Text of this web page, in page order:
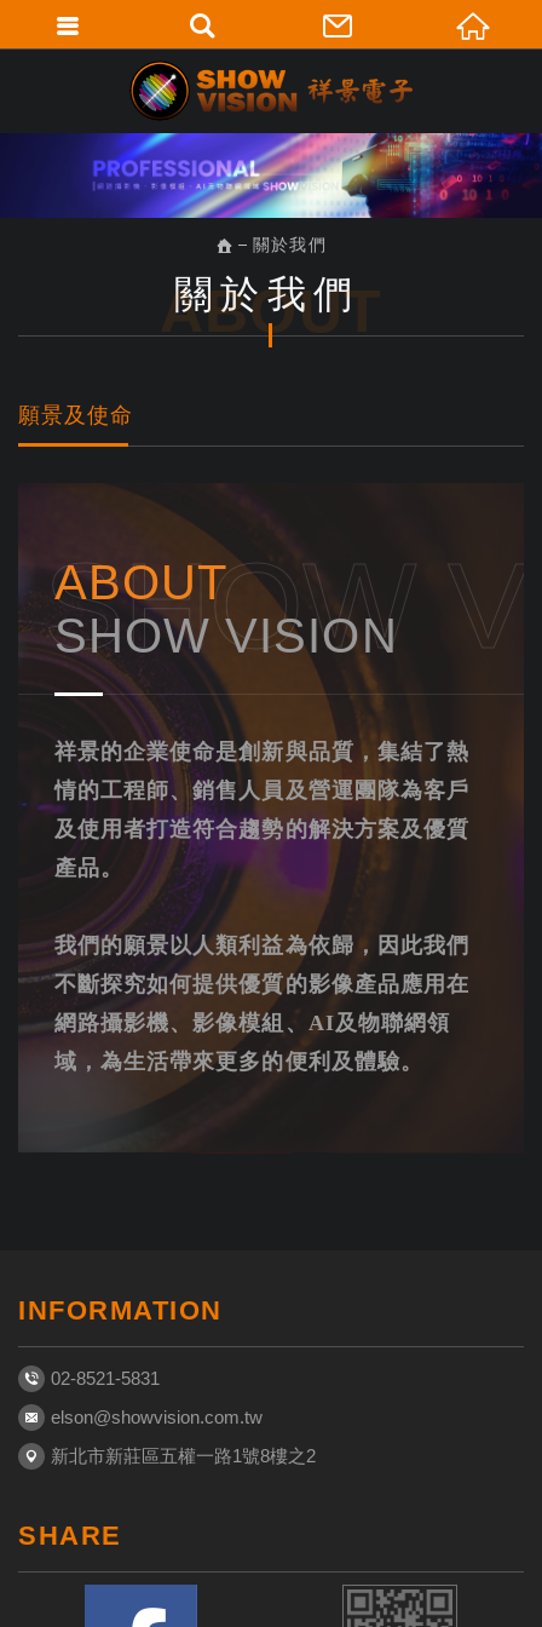
關於我們
關於我們
ABOUT
願景及使命
ABOUT
SHOW VISION
SHOW
祥景的企業使命是創新與品質，集結了熱
情的工程師、銷售人員及營運團隊為客戶
及使用者打造符合趨勢的解決方案及優質
產品。
我們的願景以人類利益為依歸，因此我們
不斷探究如何提供優質的影像產品應用在
網路攝影機、影像模組、AI及物聯網領
域，為生活帶來更多的便利及體驗。
INFORMATION
02-8521-5831
elson@showvision.com.tw
新北市新莊區五權一路1號8樓之2
SHARE